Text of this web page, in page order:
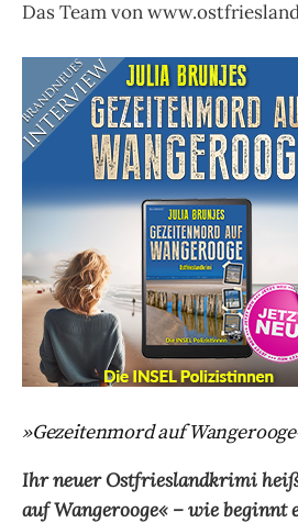
Das Team von
»Gezeitenmord auf Wangerooge
Ihr neuer Ostfrieslandkrimi
auf Wangerooge« – wie beginnt